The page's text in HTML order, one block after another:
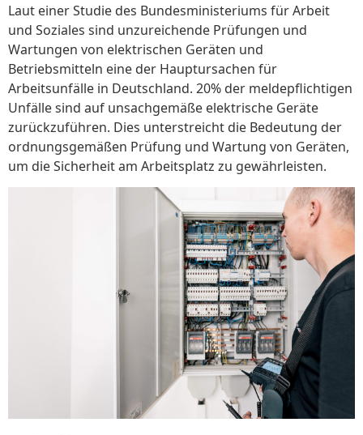
Laut einer Studie des Bundesministeriums für Arbeit
und Soziales sind unzureichende Prüfungen und
Wartungen von elektrischen Geräten und
Betriebsmitteln eine der Hauptursachen für
Arbeitsunfälle in Deutschland. 20% der meldepflichtigen
Unfälle sind auf unsachgemäße elektrische Geräte
zurückzuführen. Dies unterstreicht die Bedeutung der
ordnungsgemäßen Prüfung und Wartung von Geräten,
um die Sicherheit am Arbeitsplatz zu gewährleisten.